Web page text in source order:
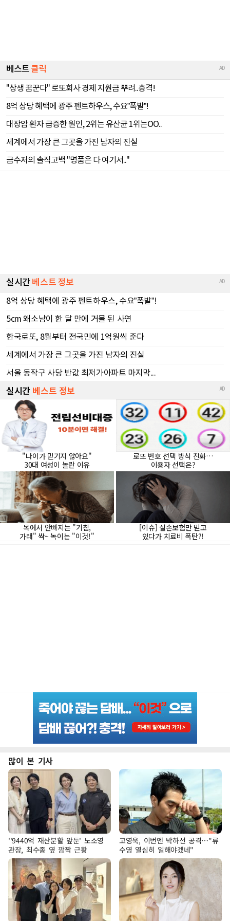
많이 본 기사
''9440억 재산분할 앞둔' 노소영
관장, 최수종 옆 깜짝 근황
고영욱, 이번엔 박하선 공격…"류
수영 열심히 일해야겠네"